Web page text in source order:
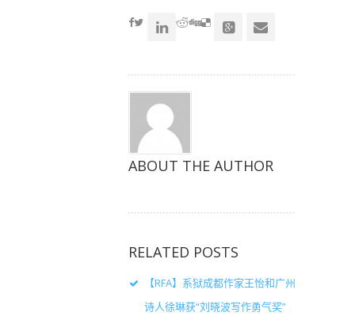
窗
口
窗
口
窗
口
ABOUT THE AUTHOR
RELATED POSTS
【RFA】系狱成都作家王怡和广州
诗人徐琳获“刘晓波写作勇气奖”